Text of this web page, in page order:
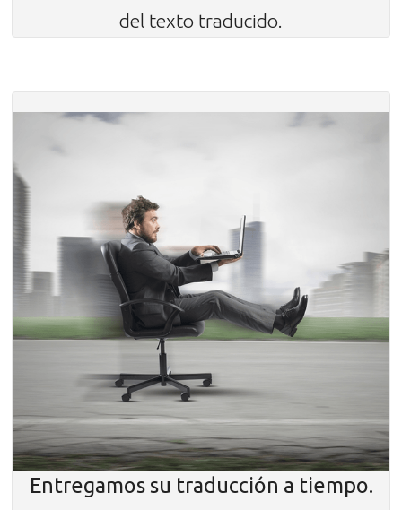
del texto traducido.
Entregamos su traducción a tiempo.